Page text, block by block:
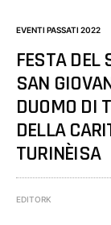
EVENTI PASSATI 2022
FESTA DEL
SAN
DUOMO DI
DELLA
TURINÈISA
EDITORK